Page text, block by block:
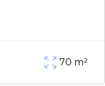
70 m²